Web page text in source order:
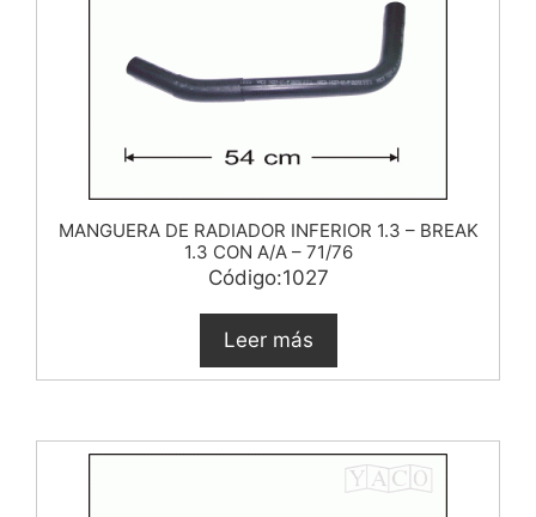
MANGUERA DE RADIADOR INFERIOR 1.3 – BREAK
1.3 CON A/A – 71/76
Código:1027
Leer más